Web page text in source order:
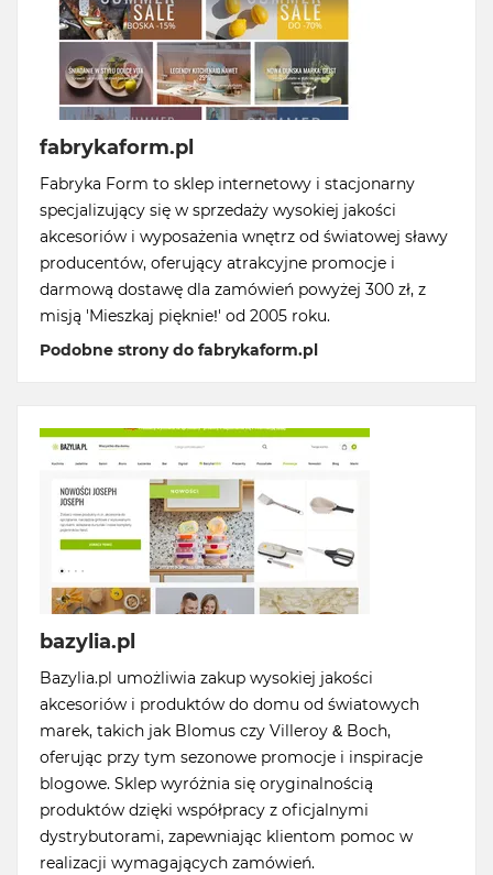
fabrykaform.pl
Fabryka Form to sklep internetowy i stacjonarny
specjalizujący się w sprzedaży wysokiej jakości
akcesoriów i wyposażenia wnętrz od światowej sławy
producentów, oferujący atrakcyjne promocje i
darmową dostawę dla zamówień powyżej 300 zł, z
misją 'Mieszkaj pięknie!' od 2005 roku.
Podobne strony do fabrykaform.pl
bazylia.pl
Bazylia.pl umożliwia zakup wysokiej jakości
akcesoriów i produktów do domu od światowych
marek, takich jak Blomus czy Villeroy & Boch,
oferując przy tym sezonowe promocje i inspiracje
blogowe. Sklep wyróżnia się oryginalnością
produktów dzięki współpracy z oficjalnymi
dystrybutorami, zapewniając klientom pomoc w
realizacji wymagających zamówień.